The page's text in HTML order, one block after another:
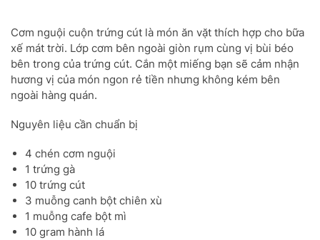
Cơm nguội cuộn trứng cút là món ăn vặt thích hợp cho bữa
xế mát trời. Lớp cơm bên ngoài giòn rụm cùng vị bùi béo
bên trong của trứng cút. Cắn một miếng bạn sẽ cảm nhận
hương vị của món ngon rẻ tiền nhưng không kém bên
ngoài hàng quán.
Nguyên liệu cần chuẩn bị
4 chén cơm nguội
1 trứng gà
10 trứng cút
3 muỗng canh bột chiên xù
1 muỗng cafe bột mì
10 gram hành lá